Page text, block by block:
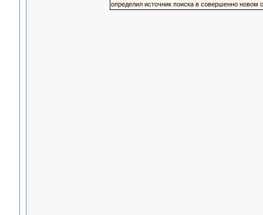
определил источник поиска в совершенно новом